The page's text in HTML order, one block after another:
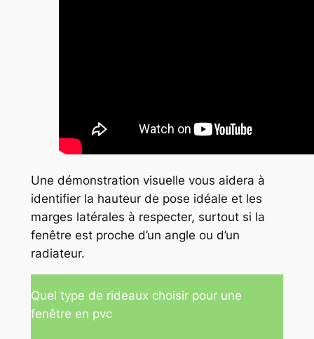
Une démonstration visuelle vous aidera à
identifier la hauteur de pose idéale et les
marges latérales à respecter, surtout si la
fenêtre est proche d’un angle ou d’un
radiateur.
Quel type de rideaux choisir pour une
fenêtre en pvc